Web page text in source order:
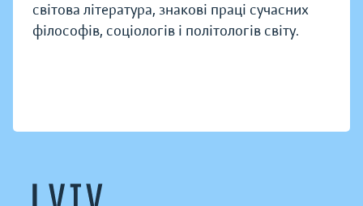
світова література, знакові праці сучасних
філософів, соціологів і політологів світу.